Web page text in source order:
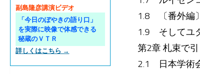
1.8 〔番外編
1.9 そしてユ
第2章 札束で
2.1 日本学術
副島隆彦講演ビデオ
「今日のぼやきの語り口」
を実際に映像で体感できる
秘蔵のＶＴＲ
詳しくはこちら →